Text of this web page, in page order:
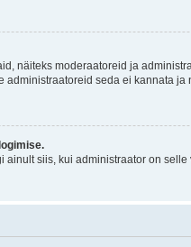
näiteks moderaatoreid ja
seda ei kannata ja
siis, kui administraator on selle